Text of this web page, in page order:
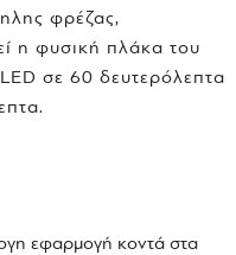
φρέζας,
η φυσική πλάκα του
σε 60 δευτερόλεπτα
εφαρμογή κοντά στα